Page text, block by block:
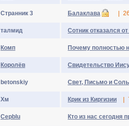
Странник 3 Балаклава
талмид Сотник отказался
Комп Почему полностью
Королёв Свидетельство
betonskiy Свет, Письмо и Соль
Хм Крик из Киргизии
Cepblu Кто из нас сегодня